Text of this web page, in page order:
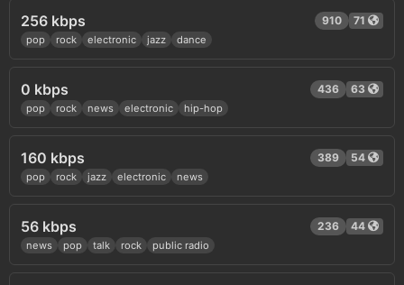
256 kbps 910 71
pop rock electronic jazz dance
0 kbps 436 63
pop rock news electronic hip-hop
160 kbps 389 54
pop rock jazz electronic news
56 kbps 236 44
news pop talk rock public radio